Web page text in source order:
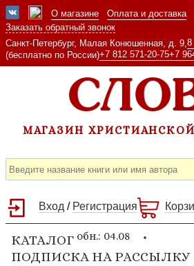
О магазине Оплата и доставка
Заказать обратный звонок
Санкт-Петербург, Малая Конюшенная, д. 9, 8
(бесплатно по России)+7 812 571-20-75+7
МАГАЗИН
Вход / Регистрация
КАТАЛОГ обн.: 04.08
ПОДПИСКА НА РАССЫЛКУ